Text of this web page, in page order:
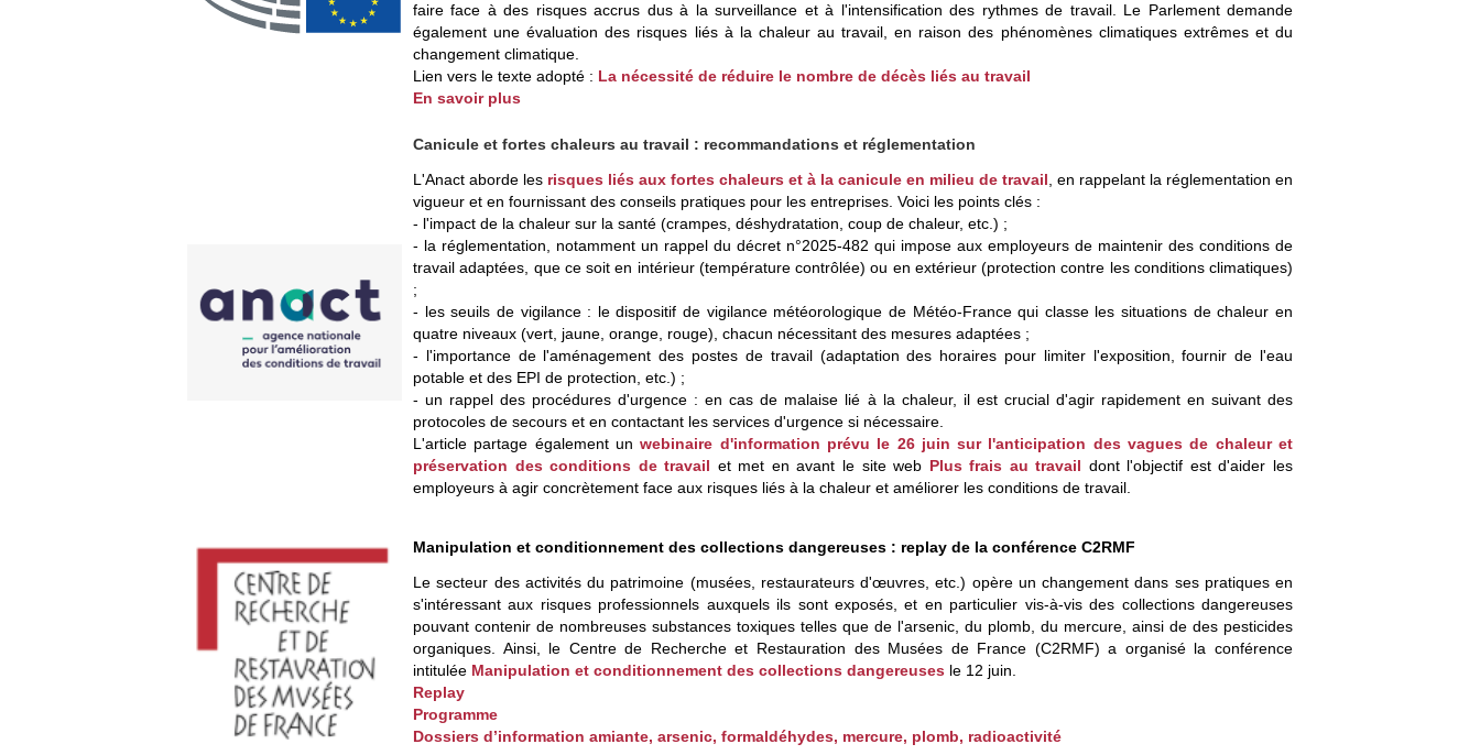
faire face à des risques accrus dus à la surveillance et à l'intensification des rythmes de travail. Le Parlement demande
également une évaluation des risques liés à la chaleur au travail, en raison des phénomènes climatiques extrêmes et du
changement climatique.
Lien vers le texte adopté : La nécessité de réduire le nombre de décès liés au travail
En savoir plus
Canicule et fortes chaleurs au travail : recommandations et réglementation
L'Anact aborde les risques liés aux fortes chaleurs et à la canicule en milieu de travail , en rappelant la réglementation en
vigueur et en fournissant des conseils pratiques pour les entreprises. Voici les points clés :
- l'impact de la chaleur sur la santé (crampes, déshydratation, coup de chaleur, etc.) ;
- la réglementation, notamment un rappel du décret n°2025-482 qui impose aux employeurs de maintenir des conditions de
travail adaptées, que ce soit en intérieur (température contrôlée) ou en extérieur (protection contre les conditions climatiques)
;
- les seuils de vigilance : le dispositif de vigilance météorologique de Météo-France qui classe les situations de chaleur en
quatre niveaux (vert, jaune, orange, rouge), chacun nécessitant des mesures adaptées ;
- l'importance de l'aménagement des postes de travail (adaptation des horaires pour limiter l'exposition, fournir de l'eau
potable et des EPI de protection, etc.) ;
- un rappel des procédures d'urgence : en cas de malaise lié à la chaleur, il est crucial d'agir rapidement en suivant des
protocoles de secours et en contactant les services d'urgence si nécessaire.
L'article partage également unwebinaire d'information prévu le 26 juin sur l'anticipation des vagues de chaleur et
préservation des conditions de travail et met en avant le site web Plus frais au travail dont l'objectif est d'aider les
employeurs à agir concrètement face aux risques liés à la chaleur et améliorer les conditions de travail.
Manipulation et conditionnement des collections dangereuses : replay de la conférence C2RMF
Le secteur des activités du patrimoine (musées, restaurateurs d'œuvres, etc.) opère un changement dans ses pratiques en
s'intéressant aux risques professionnels auxquels ils sont exposés, et en particulier vis-à-vis des collections dangereuses
pouvant contenir de nombreuses substances toxiques telles que de l'arsenic, du plomb, du mercure, ainsi de des pesticides
organiques. Ainsi, le Centre de Recherche et Restauration des Musées de France (C2RMF) a organisé la conférence
intitulée Manipulation et conditionnement des collections dangereuses le 12 juin.
Replay
Programme
Dossiers d’information amiante, arsenic, formaldéhydes, mercure, plomb, radioactivité